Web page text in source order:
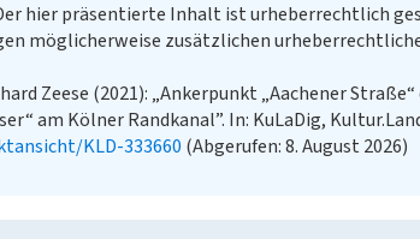
hier präsentierte Inhalt ist urheberrechtlich
möglicherweise zusätzlichen
Zeese (2021): „Ankerpunkt „Aachener Straße“
am Kölner Randkanal”. In: KuLaDig,
KLD-333660 (Abgerufen: 8. August 2026)